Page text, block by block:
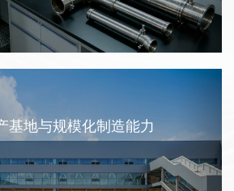
基地与规模化制造能力